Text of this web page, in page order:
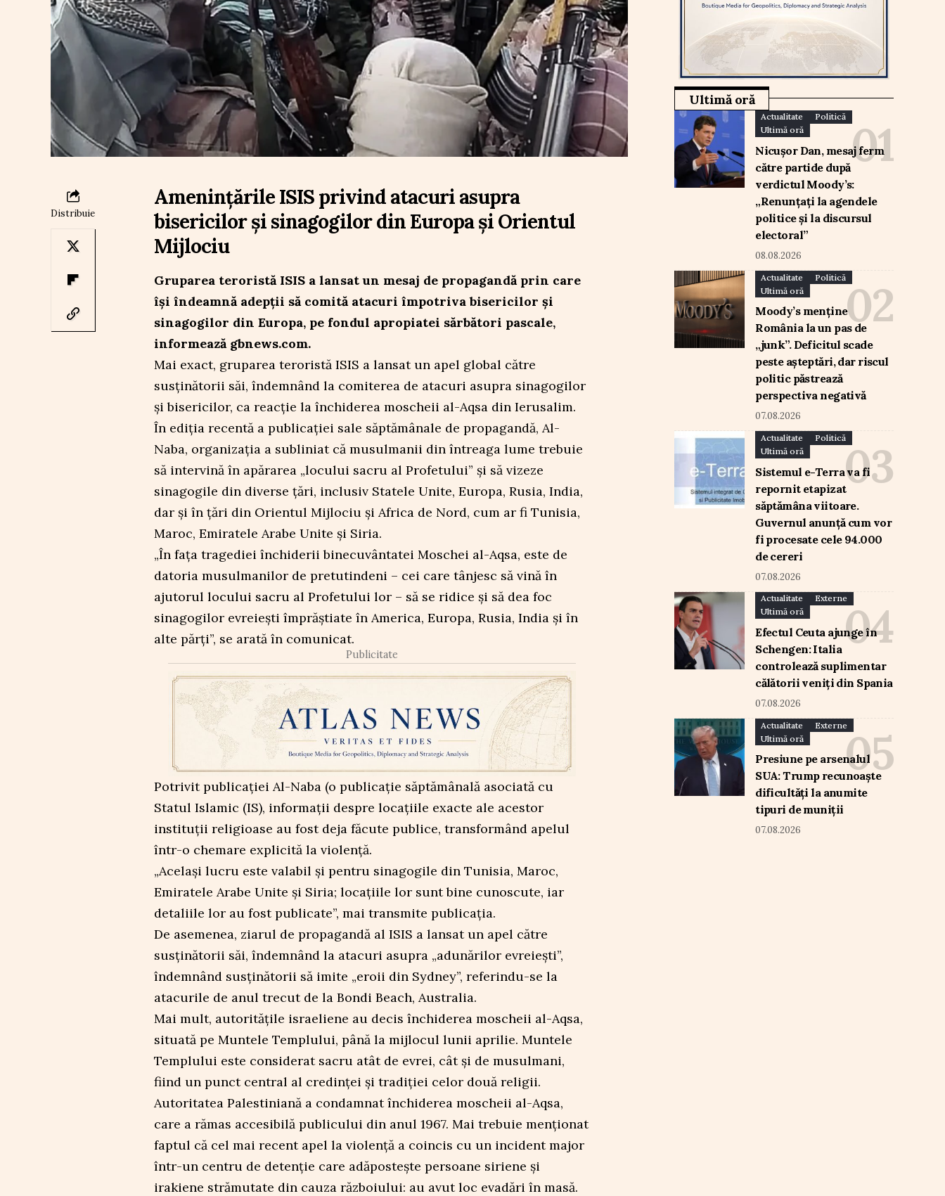
Distribuie
Amenințările ISIS privind atacuri asupra
bisericilor și sinagogilor din Europa și Orientul
Mijlociu
Gruparea teroristă ISIS a lansat un mesaj de propagandă prin care
își îndeamnă adepții să comită atacuri împotriva bisericilor și
sinagogilor din Europa, pe fondul apropiatei sărbători pascale,
informează gbnews.com.
Mai exact, gruparea teroristă ISIS a lansat un apel global către
susținătorii săi, îndemnând la comiterea de atacuri asupra sinagogilor
și bisericilor, ca reacție la închiderea moscheii al-Aqsa din Ierusalim.
În ediția recentă a publicației sale săptămânale de propagandă, Al-
Naba, organizația a subliniat că musulmanii din întreaga lume trebuie
să intervină în apărarea „locului sacru al Profetului” și să vizeze
sinagogile din diverse țări, inclusiv Statele Unite, Europa, Rusia, India,
dar și în țări din Orientul Mijlociu și Africa de Nord, cum ar fi Tunisia,
Maroc, Emiratele Arabe Unite și Siria.
„În fața tragediei închiderii binecuvântatei Moschei al-Aqsa, este de
datoria musulmanilor de pretutindeni – cei care tânjesc să vină în
ajutorul locului sacru al Profetului lor – să se ridice și să dea foc
sinagogilor evreiești împrăștiate în America, Europa, Rusia, India și în
alte părți”, se arată în comunicat.
Publicitate
Potrivit publicației Al-Naba (o publicație săptămânală asociată cu
Statul Islamic (IS), informații despre locațiile exacte ale acestor
instituții religioase au fost deja făcute publice, transformând apelul
într-o chemare explicită la violență.
„Același lucru este valabil și pentru sinagogile din Tunisia, Maroc,
Emiratele Arabe Unite și Siria; locațiile lor sunt bine cunoscute, iar
detaliile lor au fost publicate”, mai transmite publicația.
De asemenea, ziarul de propagandă al ISIS a lansat un apel către
susținătorii săi, îndemnând la atacuri asupra „adunărilor evreiești”,
îndemnând susținătorii să imite „eroii din Sydney”, referindu-se la
atacurile de anul trecut de la Bondi Beach, Australia.
Mai mult, autoritățile israeliene au decis închiderea moscheii al-Aqsa,
situată pe Muntele Templului, până la mijlocul lunii aprilie. Muntele
Templului este considerat sacru atât de evrei, cât și de musulmani,
fiind un punct central al credinței și tradiției celor două religii.
Autoritatea Palestiniană a condamnat închiderea moscheii al-Aqsa,
care a rămas accesibilă publicului din anul 1967. Mai trebuie menționat
faptul că cel mai recent apel la violență a coincis cu un incident major
într-un centru de detenție care adăpostește persoane siriene și
irakiene strămutate din cauza războiului: au avut loc evadări în masă.
Ultimă oră
Actualitate
Politică
Ultimă oră
Nicușor Dan, mesaj ferm
către partide după
verdictul Moody’s:
„Renunțați la agendele
politice și la discursul
electoral”
08.08.2026
Actualitate
Politică
Ultimă oră
Moody’s menține
România la un pas de
„junk”. Deficitul scade
peste așteptări, dar riscul
politic păstrează
perspectiva negativă
07.08.2026
Actualitate
Politică
Ultimă oră
Sistemul e-Terra va fi
repornit etapizat
săptămâna viitoare.
Guvernul anunță cum vor
fi procesate cele 94.000
de cereri
07.08.2026
Actualitate
Externe
Ultimă oră
Efectul Ceuta ajunge în
Schengen: Italia
controlează suplimentar
călătorii veniți din Spania
07.08.2026
Actualitate
Externe
Ultimă oră
Presiune pe arsenalul
SUA: Trump recunoaște
dificultăți la anumite
tipuri de muniții
07.08.2026